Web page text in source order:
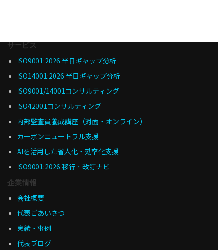
サービス
ISO9001:2026 半日ギャップ分析
ISO14001:2026 半日ギャップ分析
ISO9001/14001コンサルティング
ISO42001コンサルティング
内部監査員養成講座（対面・オンライン）
カーボンニュートラル支援
AIを活用した省人化・効率化支援
ISO9001:2026 移行・改訂ナビ
企業情報
会社概要
代表ごあいさつ
実績・事例
代表ブログ